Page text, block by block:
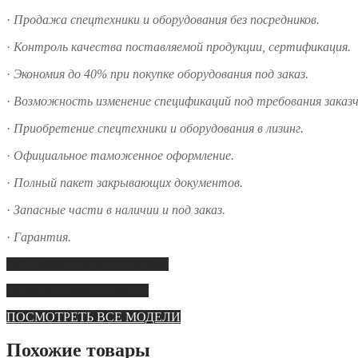
· Продажа спецтехники и оборудования без посредников.
· Контроль качества поставляемой продукции, сертификация.
· Экономия до 40% при покупке оборудования под заказ.
· Возможность изменение спецификаций под требования
· Приобретение спецтехники и оборудования в лизинг.
· Официальное таможенное оформление.
· Полный пакет закрывающих документов.
· Запасные части в наличии и под заказ.
· Гарантия.
ПОСМОТРЕТЬ ВСЕ МОДЕЛИ
Похожие товары